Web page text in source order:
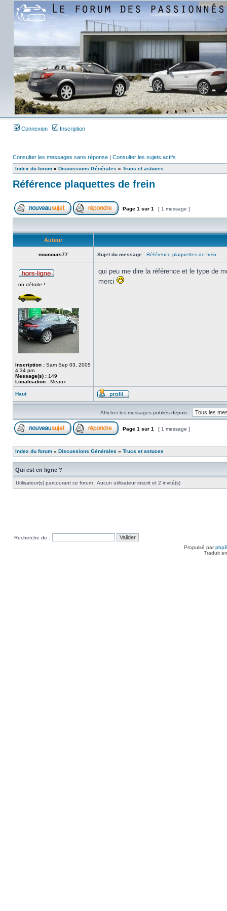
Connexion Inscription
Consulter les messages sans réponse | Consulter les sujets actifs
Index du forum » Discussions Générales » Trucs et astuces
Référence plaquettes de frein
Page 1 sur 1 [ 1 message ]
Auteur
nounours77 Sujet du message : Référence plaquettes de frein
on détoite !
Inscription : Sam Sep 03, 2005
4:34 pm
Message(s) : 149
Localisation : Meaux
qui peu me dire la référence et le type de
merci
Haut
Afficher les messages publiés depuis :
Page 1 sur 1 [ 1 message ]
Index du forum » Discussions Générales » Trucs et astuces
Qui est en ligne ?
Utilisateur(s) parcourant ce forum : Aucun utilisateur inscrit et 2 invité(s)
Recherche de :
Propulsé par
Traduit